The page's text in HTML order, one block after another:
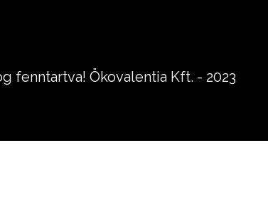
fenntartva! Ökovalentia Kft. - 2023